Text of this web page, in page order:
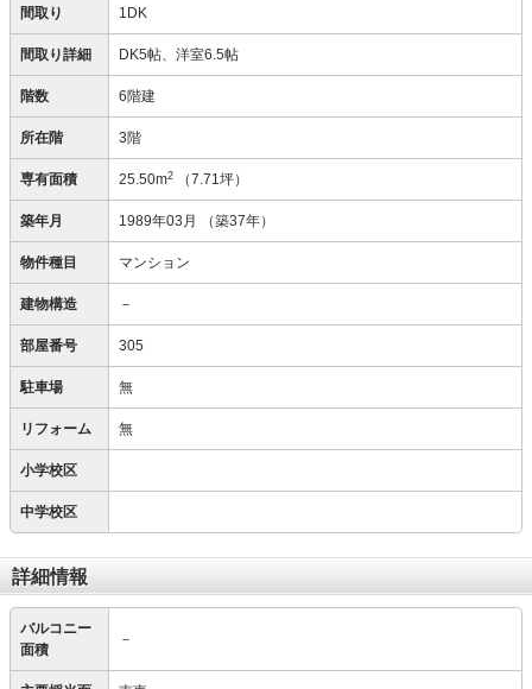
間取り 1DK
間取り詳細 DK5帖、洋室6.5帖
階数 6階建
所在階 3階
専有面積 25.50m2 （7.71坪）
築年月 1989年03月 （築37年）
物件種目 マンション
建物構造 －
部屋番号 305
駐車場 無
リフォーム 無
小学校区
中学校区
詳細情報
バルコニー
面積
－